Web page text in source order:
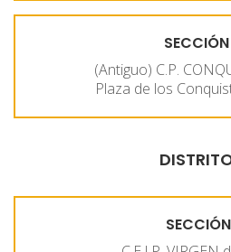
(Antiguo) C.P.
Plaza de los